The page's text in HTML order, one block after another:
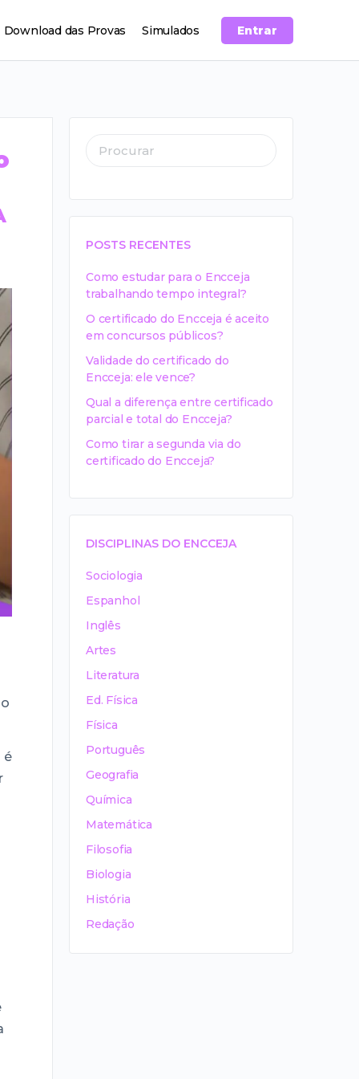
Download das Provas Simulados Entrar
é
POSTS RECENTES
Como estudar para o Encceja
trabalhando tempo integral?
O certificado do Encceja é aceito
em concursos públicos?
Validade do certificado do
Encceja: ele vence?
Qual a diferença entre certificado
parcial e total do Encceja?
Como tirar a segunda via do
certificado do Encceja?
DISCIPLINAS DO ENCCEJA
Sociologia
Espanhol
Inglês
Artes
Literatura
Ed. Física
Física
Português
Geografia
Química
Matemática
Filosofia
Biologia
História
Redação